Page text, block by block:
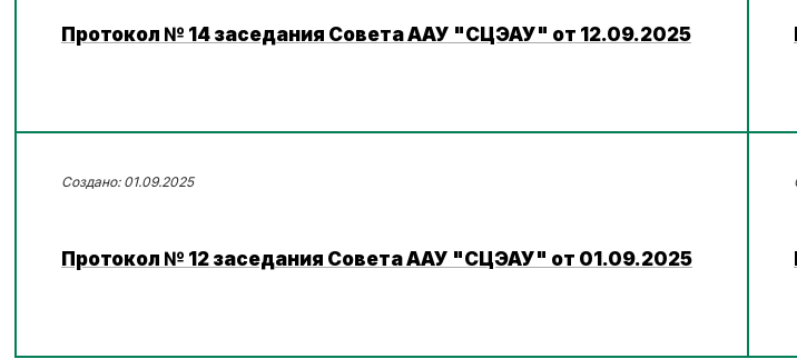
Протокол № 14 заседания Совета ААУ "СЦЭАУ" от 12.09.2025
01.09.2025
Протокол № 12 заседания Совета ААУ "СЦЭАУ" от 01.09.2025